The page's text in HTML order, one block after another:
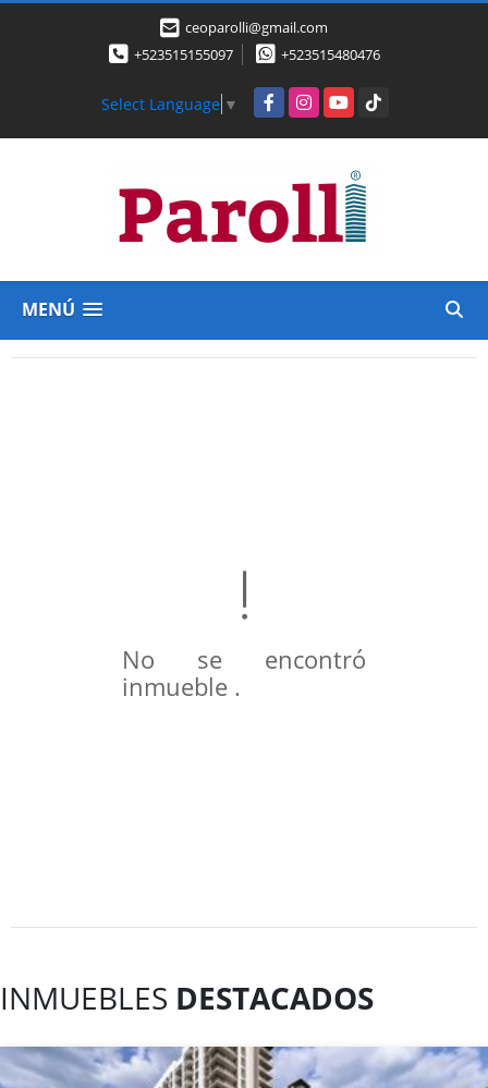
ceoparolli@gmail.com
+523515155097
+523515480476
Select Language ▼ FacebookInstagramYouTubeTikTok
MENÚ
No se encontró
inmueble .
INMUEBLES DESTACADOS